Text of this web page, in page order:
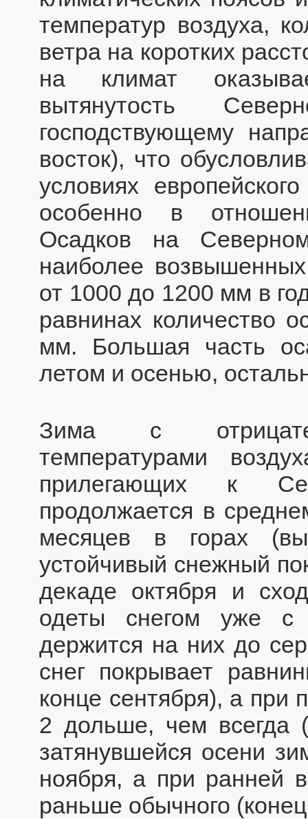
температур воздуха,
ветра на коротких
на климат
вытянутость
господствующему
восток), что
условиях
особенно в
Осадков на
наиболее
от 1000 до 1200 мм в
равнинах количество
мм. Большая часть
летом и осенью,
Зима с
температурами
прилегающих к
продолжается в
месяцев в горах
устойчивый снежный
декаде октября и
одеты снегом уже с
держится на них до
снег покрывает
конце сентября), а при
2 дольше, чем всегда
затянувшейся осени
ноября, а при ранней
раньше обычного